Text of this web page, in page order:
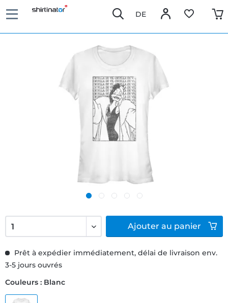
DE
Prêt à expédier immédiatement, délai de livraison env.
3-5 jours ouvrés
Couleurs : Blanc
Ajouter au panier